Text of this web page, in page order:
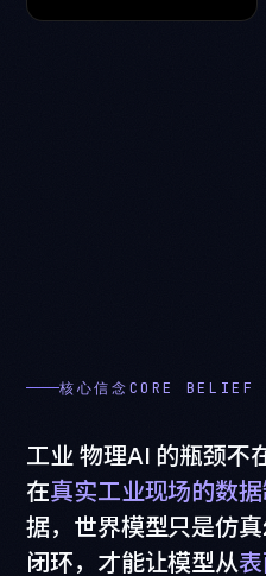
核心信念CORE BELIEF
工业物理AI 的瓶颈不
在真实工业现场的数据
据， 世界模型只是仿真
闭环， 才能让模型从表